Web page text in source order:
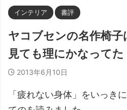
インテリア 書評
ヤコブセンの名作椅子
見ても理にかなってた
2013年6月10日
「疲れない身体」をいっき